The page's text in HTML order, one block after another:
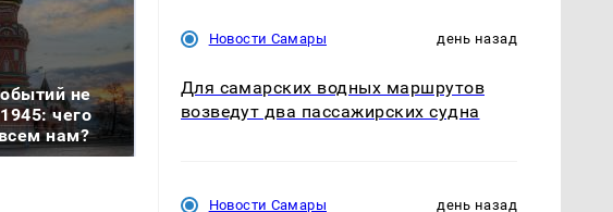
не
чего
нам?
В магазинах России
ажиотаж из-за этого
полицейскую
машину напали и
Новости Самары день назад
Для самарских водных маршрутов
возведут два пассажирских судна
Новости Самары день назад